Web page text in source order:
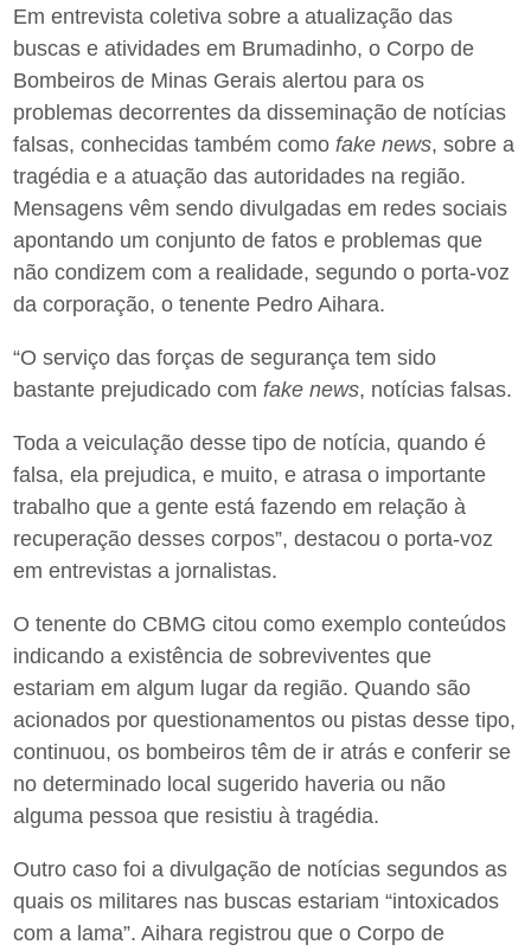
Em entrevista coletiva sobre a atualização das
buscas e atividades em Brumadinho, o Corpo de
Bombeiros de Minas Gerais alertou para os
problemas decorrentes da disseminação de notícias
falsas, conhecidas também como fake news, sobre a
tragédia e a atuação das autoridades na região.
Mensagens vêm sendo divulgadas em redes sociais
apontando um conjunto de fatos e problemas que
não condizem com a realidade, segundo o porta-voz
da corporação, o tenente Pedro Aihara.
“O serviço das forças de segurança tem sido
bastante prejudicado com fake news, notícias falsas.
Toda a veiculação desse tipo de notícia, quando é
falsa, ela prejudica, e muito, e atrasa o importante
trabalho que a gente está fazendo em relação à
recuperação desses corpos”, destacou o porta-voz
em entrevistas a jornalistas.
O tenente do CBMG citou como exemplo conteúdos
indicando a existência de sobreviventes que
estariam em algum lugar da região. Quando são
acionados por questionamentos ou pistas desse tipo,
continuou, os bombeiros têm de ir atrás e conferir se
no determinado local sugerido haveria ou não
alguma pessoa que resistiu à tragédia.
Outro caso foi a divulgação de notícias segundos as
quais os militares nas buscas estariam “intoxicados
com a lama”. Aihara registrou que o Corpo de